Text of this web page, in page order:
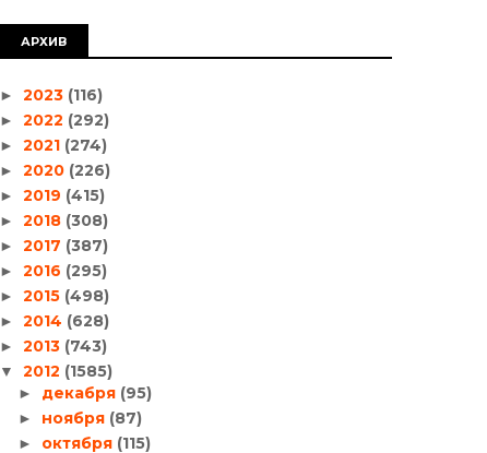
АРХИВ
► 2023 (116)
► 2022 (292)
► 2021 (274)
► 2020 (226)
► 2019 (415)
► 2018 (308)
► 2017 (387)
► 2016 (295)
► 2015 (498)
► 2014 (628)
► 2013 (743)
▼ 2012 (1585)
► декабря (95)
► ноября (87)
► октября (115)